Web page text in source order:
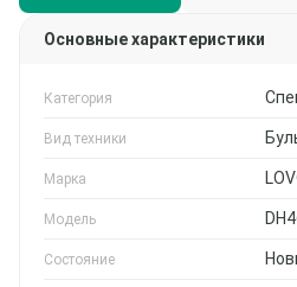
Основные характеристики
Категория
Вид техники
Марка
Модель
Состояние